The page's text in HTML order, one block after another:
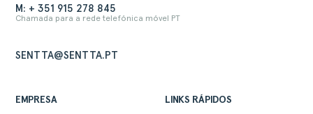
M: + 351 915 278 845
Chamada para a rede telefónica móvel PT
SENTTA@SENTTA.PT
EMPRESA LINKS RÁPIDOS